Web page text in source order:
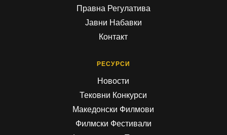
Правна Регулатива
Јавни Набавки
Контакт
РЕСУРСИ
Новости
Тековни Конкурси
Македонски Филмови
Филмски Фестивали